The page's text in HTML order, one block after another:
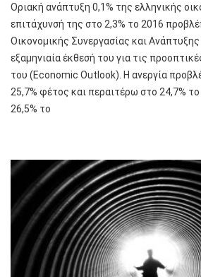
Οριακή ανάπτυξη 0,1% της ελληνικής
επιτάχυνσή της στο 2,3% το 2016
Οικονομικής Συνεργασίας και
εξαμηνιαία έκθεσή του για τις
του (Economic Outlook). Η ανεργία
25,7% φέτος και περαιτέρω στο 24,7%
26,5% το